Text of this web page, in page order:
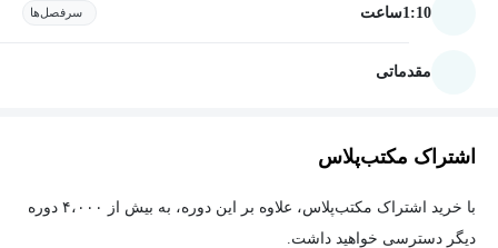
1:10ساعت سرفصل‌ها
مقدماتی
اشتراک مکتب‌پلاس
با خرید اشتراک مکتب‌پلاس، علاوه بر این دوره، به بیش از ۴،۰۰۰ دوره
دیگر دسترسی خواهید داشت.